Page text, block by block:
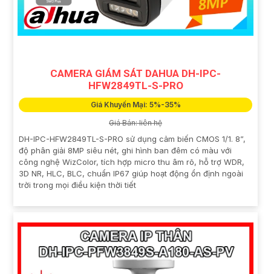
CAMERA GIÁM SÁT DAHUA DH-IPC-
HFW2849TL-S-PRO
Giá Khuyến Mại: 5%-35%
Giá Bán: liên hệ
DH-IPC-HFW2849TL-S-PRO sử dụng cảm biến CMOS 1/1. 8”,
độ phân giải 8MP siêu nét, ghi hình ban đêm có màu với
công nghệ WizColor, tích hợp micro thu âm rõ, hỗ trợ WDR,
3D NR, HLC, BLC, chuẩn IP67 giúp hoạt động ổn định ngoài
trời trong mọi điều kiện thời tiết